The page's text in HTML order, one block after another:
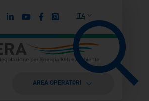
ITA
LinkedinYoutubeFacebook
Instagram
AREA OPERATORI